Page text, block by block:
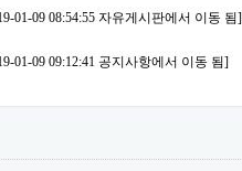
01-09 08:54:55 자유게시판에서 이동 됨]
01-09 09:12:41 공지사항에서 이동 됨]